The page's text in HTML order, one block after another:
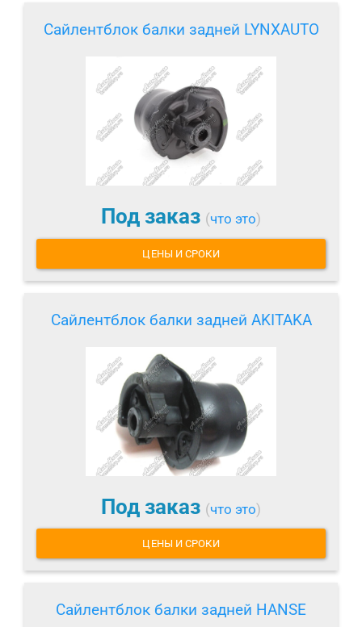
Сайлентблок балки задней LYNXAUTO
Под заказ (что это)
ЦЕНЫ И СРОКИ
Сайлентблок балки задней AKITAKA
Под заказ (что это)
ЦЕНЫ И СРОКИ
Сайлентблок балки задней HANSE